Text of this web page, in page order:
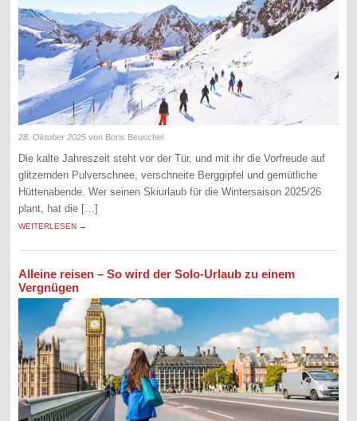
28. Oktober 2025 von Boris Beuschel
Die kalte Jahreszeit steht vor der Tür, und mit ihr die Vorfreude auf
glitzernden Pulverschnee, verschneite Berggipfel und gemütliche
Hüttenabende. Wer seinen Skiurlaub für die Wintersaison 2025/26
plant, hat die […]
WEITERLESEN →
Alleine reisen – So wird der Solo-Urlaub zu einem
Vergnügen